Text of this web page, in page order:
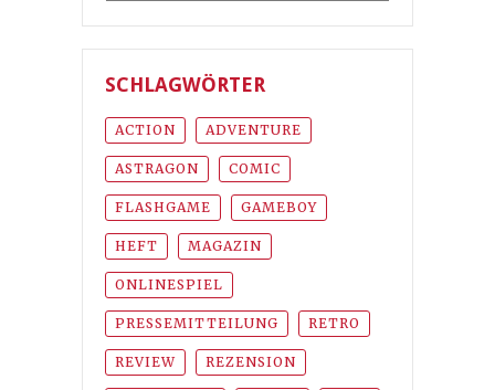
SCHLAGWÖRTER
ACTION ADVENTURE
ASTRAGON COMIC
FLASHGAME GAMEBOY
HEFT MAGAZIN
ONLINESPIEL
PRESSEMITTEILUNG RETRO
REVIEW REZENSION